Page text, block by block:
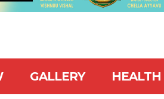
GALLERY HEALTH